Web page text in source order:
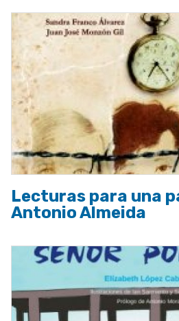
Lecturas para una
Antonio Almeida